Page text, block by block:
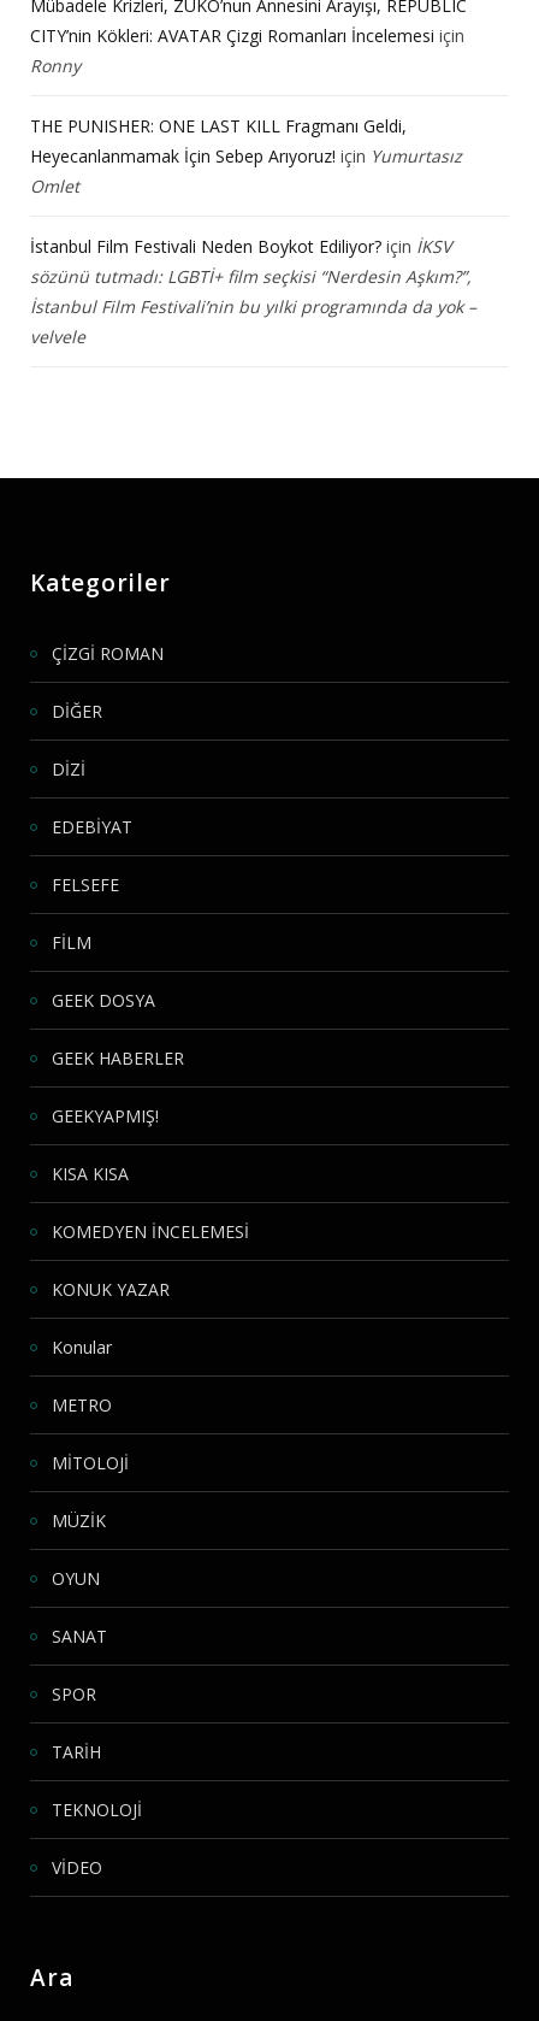
Mübadele Krizleri, ZUKO’nun Annesini Arayışı, REPUBLIC
CITY’nin Kökleri: AVATAR Çizgi Romanları İncelemesi için
Ronny
THE PUNISHER: ONE LAST KILL Fragmanı Geldi,
Heyecanlanmamak İçin Sebep Arıyoruz! için Yumurtasız
Omlet
İstanbul Film Festivali Neden Boykot Ediliyor? için İKSV
sözünü tutmadı: LGBTİ+ film seçkisi “Nerdesin Aşkım?”,
İstanbul Film Festivali’nin bu yılki programında da yok –
velvele
Kategoriler
ÇİZGİ ROMAN
DİĞER
DİZİ
EDEBİYAT
FELSEFE
FİLM
GEEK DOSYA
GEEK HABERLER
GEEKYAPMIŞ!
KISA KISA
KOMEDYEN İNCELEMESİ
KONUK YAZAR
Konular
METRO
MİTOLOJİ
MÜZİK
OYUN
SANAT
SPOR
TARİH
TEKNOLOJİ
VİDEO
Ara